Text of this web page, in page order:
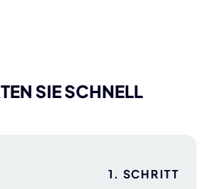
SIE SCHNELL
1. SCHRITT